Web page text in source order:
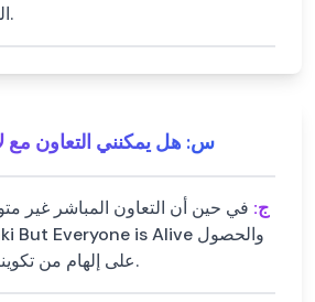
الشخصيات المتحركة.
س: هل يمكنني التعاون مع
ج: في حين أن التعاون المباشر غير
على إلهام من تكوينات اللاعبين الآخرين.